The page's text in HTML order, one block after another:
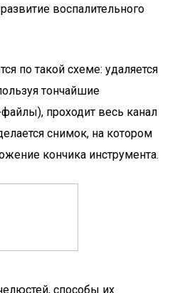
воспалительного
по такой схеме: удаляется
тончайшие
проходит весь канал
снимок, на котором
кончика инструмента.
способы их